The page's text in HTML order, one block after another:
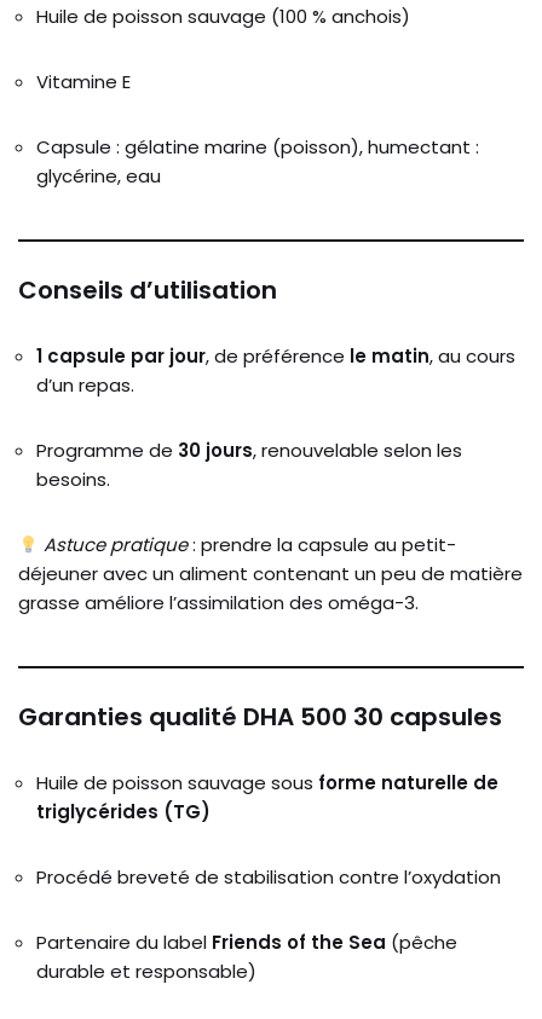
Huile de poisson sauvage (100 % anchois)
Vitamine E
Capsule : gélatine marine (poisson), humectant :
glycérine, eau
Conseils d’utilisation
1 capsule par jour, de préférence le matin, au cours
d’un repas.
Programme de 30 jours, renouvelable selon les
besoins.
Astuce pratique: prendre la capsule au petit-
déjeuner avec un aliment contenant un peu de matière
grasse améliore l’assimilation des oméga-3.
Garanties qualité DHA 500 30 capsules
Huile de poisson sauvage sous forme naturelle de
triglycérides (TG)
Procédé breveté de stabilisation contre l’oxydation
Partenaire du label Friends of the Sea (pêche
durable et responsable)